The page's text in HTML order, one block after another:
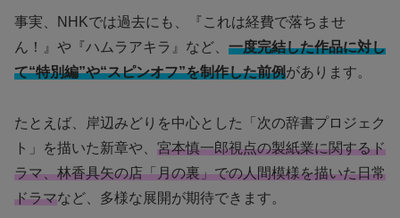
事実、NHKでは過去にも、『これは経費で落ちませ
ん！』や『ハムラアキラ』など、 一度完結した作品に対し
て“特別編”や“スピンオフ”を制作した前例があります。
たとえば、岸辺みどりを中心とした「次の辞書プロジェク
ト」を描いた新章や、 宮本慎一郎視点の製紙業に関するド
ラマ、林香具矢の店「月の裏」での人間模様を描いた日常
ドラマなど、多様な展開が期待できます。